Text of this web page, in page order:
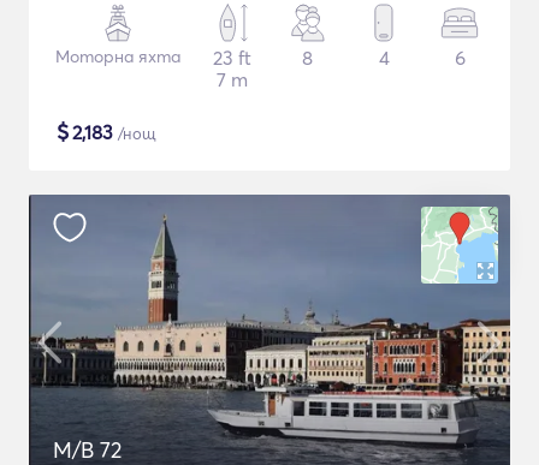
Моторна яхта
23 ft
7 m
8 4 6
$2,183 /нощ
M/B 72